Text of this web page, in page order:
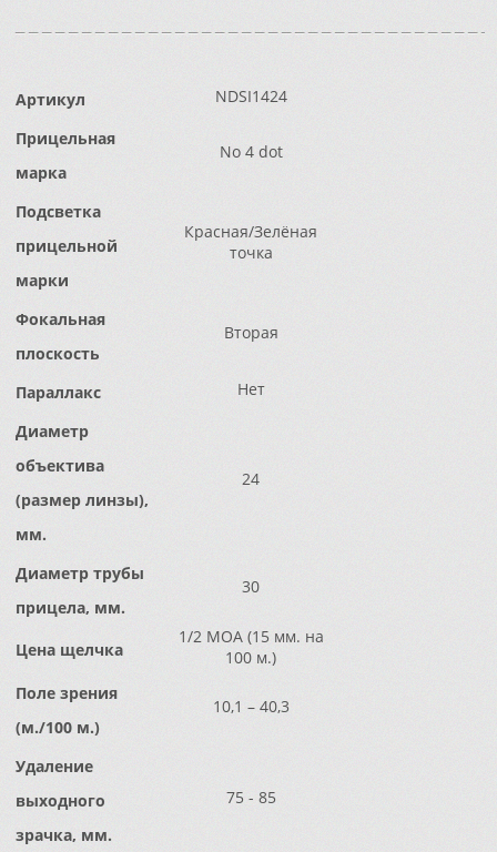
Артикул
NDSI1424
Прицельная
марка
No 4 dot
Подсветка
прицельной
марки
Красная/Зелёная
точка
Фокальная
плоскость
Вторая
Параллакс
Нет
Диаметр
объектива
(размер линзы),
мм.
24
Диаметр трубы
прицела, мм.
30
Цена щелчка
1/2 МОА (15 мм. на
100 м.)
Поле зрения
(м./100 м.)
10,1 – 40,3
Удаление
выходного
зрачка, мм.
75 - 85